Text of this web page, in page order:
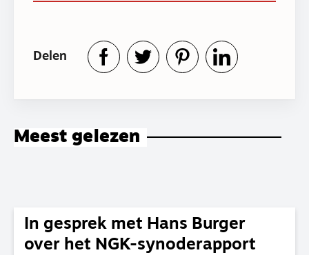
Delen
Meest gelezen
In gesprek met Hans Burger
over het NGK-synoderapport